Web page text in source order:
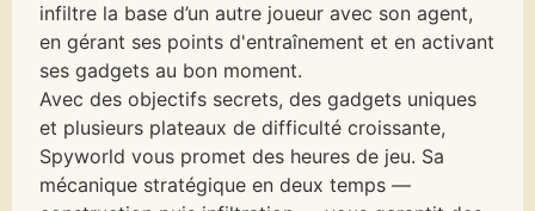
infiltre la base d’un autre joueur avec son agent,
en gérant ses points d'entraînement et en activant
ses gadgets au bon moment.
Avec des objectifs secrets, des gadgets uniques
et plusieurs plateaux de difficulté croissante,
Spyworld vous promet des heures de jeu. Sa
mécanique stratégique en deux temps —